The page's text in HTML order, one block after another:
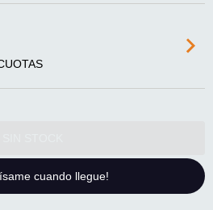
cuando llegue!